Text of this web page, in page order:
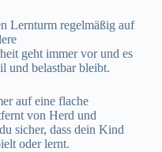
Lernturm regelmäßig auf
geht immer vor und es
und belastbar bleibt.
auf eine flache
von Herd und
sicher, dass dein Kind
oder lernt.